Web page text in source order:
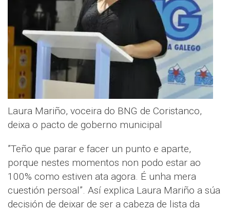
Laura Mariño, voceira do BNG de Coristanco,
deixa o pacto de goberno municipal
”Teño que parar e facer un punto e aparte,
porque nestes momentos non podo estar ao
100% como estiven ata agora. É unha mera
cuestión persoal”. Así explica Laura Mariño a súa
decisión de deixar de ser a cabeza de lista da